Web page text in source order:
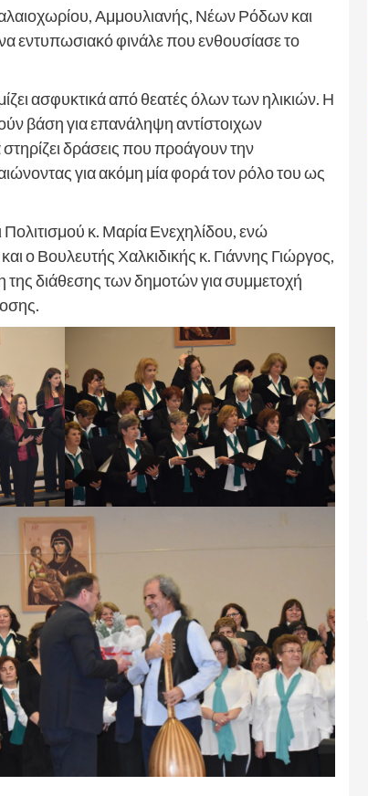
Αμμουλιανής, Νέων Ρόδων και
εντυπωσιακό φινάλε που ενθουσίασε το
ασφυκτικά από θεατές όλων των ηλικιών. Η
βάση για επανάληψη αντίστοιχων
δράσεις που προάγουν την
για ακόμη μία φορά τον ρόλο του ως
κ. Μαρία Ενεχηλίδου, ενώ
ο Βουλευτής Χαλκιδικής κ. Γιάννης Γιώργος,
της διάθεσης των δημοτών για συμμετοχή